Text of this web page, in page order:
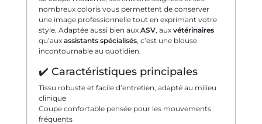
nombreux coloris vous permettent de conserver
une image professionnelle tout en exprimant votre
style. Adaptée aussi bien aux ASV, aux vétérinaires
qu’aux assistants spécialisés, c’est une blouse
incontournable au quotidien.
✔️ Caractéristiques principales
Tissu robuste et facile d’entretien, adapté au milieu
clinique
Coupe confortable pensée pour les mouvements
fréquents